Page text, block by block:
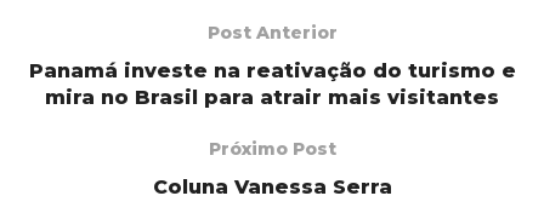
Post Anterior
Panamá investe na reativação do turismo e
mira no Brasil para atrair mais visitantes
Próximo Post
Coluna Vanessa Serra